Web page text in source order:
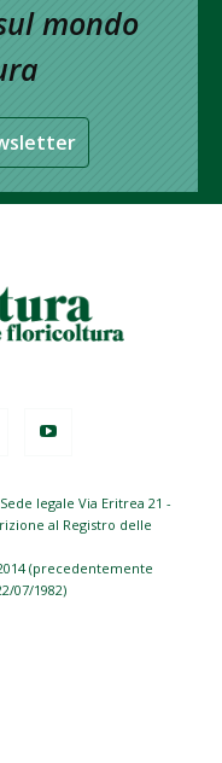
mondo
legale Via Eritrea 21 -
al Registro delle
(precedentemente
07/1982)